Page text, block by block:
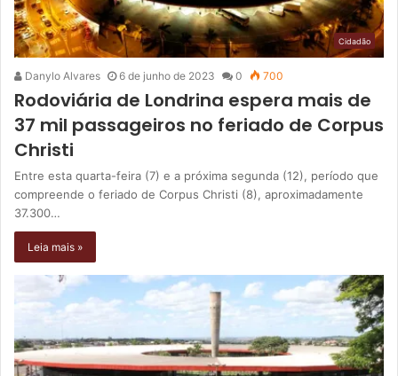
Cidadão
Danylo Alvares 6 de junho de 2023 0 700
Rodoviária de Londrina espera mais de
37 mil passageiros no feriado de Corpus
Christi
Entre esta quarta-feira (7) e a próxima segunda (12), período que
compreende o feriado de Corpus Christi (8), aproximadamente
37.300…
Leia mais »